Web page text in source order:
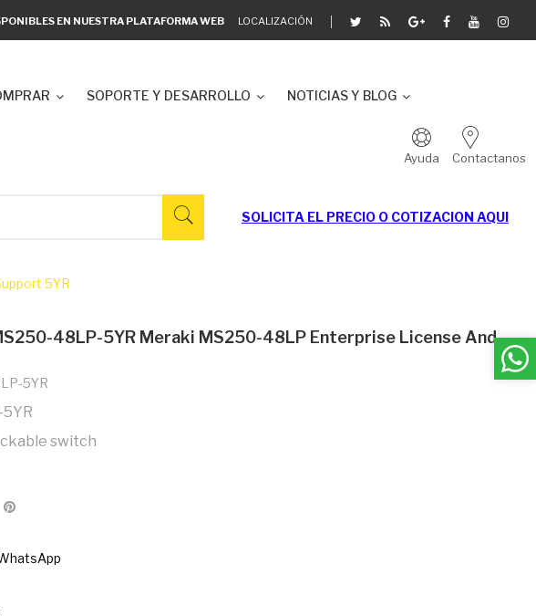
EN NUESTRA PLATAFORMA WEB LOCALIZACIÓN
SOPORTE Y DESARROLLO NOTICIAS Y BLOG
Ayuda Contactanos
SOLICITA EL PRECIO O COTIZACION AQUI
5YR
48LP-5YR Meraki MS250-48LP Enterprise License And
5YR
switch